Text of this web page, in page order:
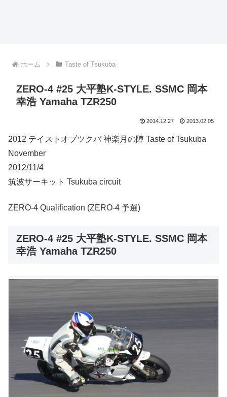
ホーム Taste of Tsukuba
ZERO-4 #25 大平塾K-STYLE. SSMC 岡本
幸浩 Yamaha TZR250
2014.12.27 2013.02.05
2012 テイストオブツクバ 神楽月の陣 Taste of Tsukuba
November
2012/11/4
筑波サーキット Tsukuba circuit
ZERO-4 Qualification (ZERO-4 予選)
ZERO-4 #25 大平塾K-STYLE. SSMC 岡本
幸浩 Yamaha TZR250